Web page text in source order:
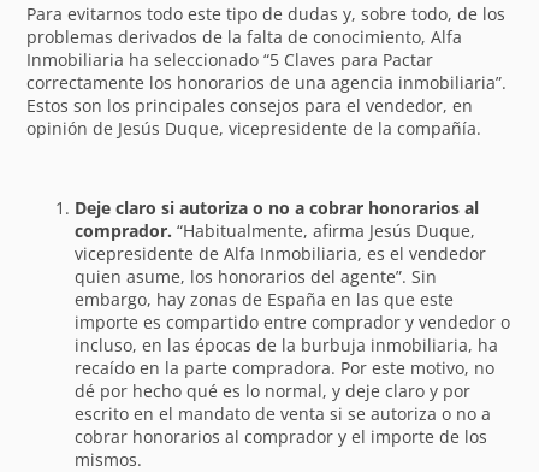
Para evitarnos todo este tipo de dudas y, sobre todo, de los
problemas derivados de la falta de conocimiento, Alfa
Inmobiliaria ha seleccionado “5 Claves para Pactar
correctamente los honorarios de una agencia inmobiliaria”.
Estos son los principales consejos para el vendedor, en
opinión de Jesús Duque, vicepresidente de la compañía.
Deje claro si autoriza o no a cobrar honorarios al
comprador. “Habitualmente, afirma Jesús Duque,
vicepresidente de Alfa Inmobiliaria, es el vendedor
quien asume, los honorarios del agente”. Sin
embargo, hay zonas de España en las que este
importe es compartido entre comprador y vendedor o
incluso, en las épocas de la burbuja inmobiliaria, ha
recaído en la parte compradora. Por este motivo, no
dé por hecho qué es lo normal, y deje claro y por
escrito en el mandato de venta si se autoriza o no a
cobrar honorarios al comprador y el importe de los
mismos.